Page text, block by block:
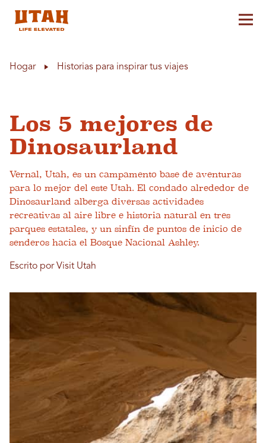
Hogar Historias para inspirar tus viajes
Los 5 mejores de
Dinosaurland
Vernal, Utah, es un campamento base de aventuras
para lo mejor del este Utah. El condado alrededor de
Dinosaurland alberga diversas actividades
recreativas al aire libre e historia natural en tres
parques estatales, y un sinfín de puntos de inicio de
senderos hacia el Bosque Nacional Ashley.
Escrito por Visit Utah